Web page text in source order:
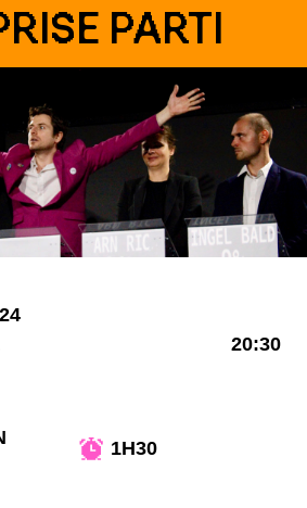
PARTI
20:30
1H30